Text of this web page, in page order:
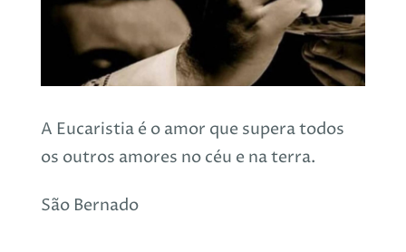
A Eucaristia é o amor que supera todos
os outros amores no céu e na terra.
São Bernado